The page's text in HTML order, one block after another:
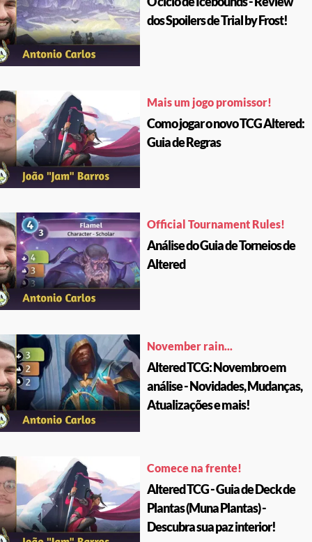
dos Spoilers de Trial by Frost!
Mais um jogo promissor!
Como jogar o novo TCG Altered:
Guia de Regras
Official Tournament Rules!
Análise do Guia de Torneios de
Altered
November rain...
Altered TCG: Novembro em
análise - Novidades, Mudanças,
Atualizações e mais!
Comece na frente!
Altered TCG - Guia de Deck de
Plantas (Muna Plantas) -
Descubra sua paz interior!